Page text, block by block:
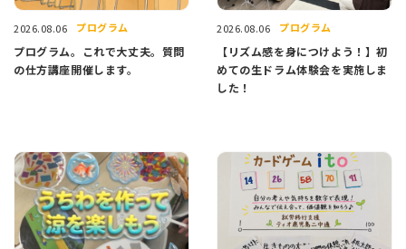
2026.08.06 プログラム
プログラム。これで大丈夫。質問
の仕方講座開催します。
2026.08.06 プログラム
【リズム感を身につけよう！】初
めての生ドラム体験会を実施しま
した！